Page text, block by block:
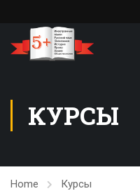
КУРСЫ
Home Курсы